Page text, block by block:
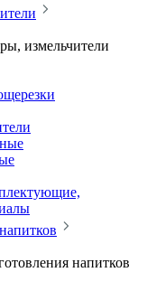
измельчители
напитков